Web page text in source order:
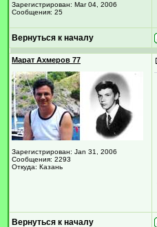
Зарегистрирован: Mar 04, 2006
Сообщения: 25
Вернуться к началу
Марат Ахмеров 77
Зарегистрирован: Jan 31, 2006
Сообщения: 2293
Откуда: Казань
Вернуться к началу